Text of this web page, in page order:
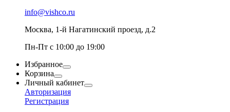
info@vishco.ru
Москва, 1-й Нагатинский проезд, д.2
Пн-Пт с 10:00 до 19:00
Избранное
Корзина
Личный кабинет
Авторизация
Регистрация